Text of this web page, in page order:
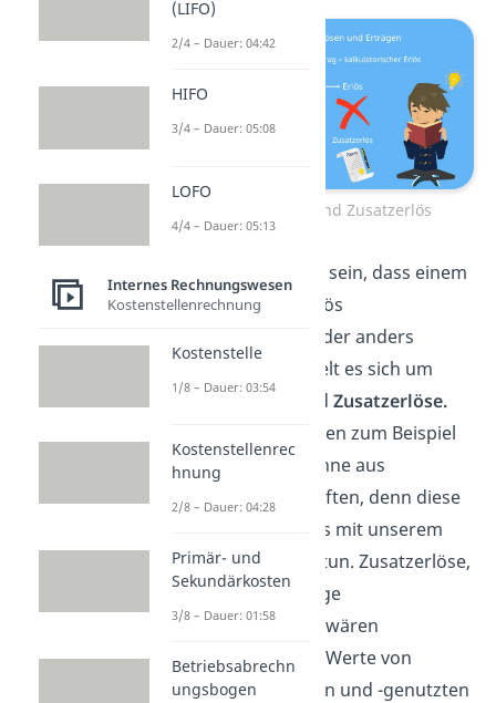
Zusatzertrag und Zusatzerlös
Es kann aber auch sein, dass einem
Ertrag gar kein Erlös
gegenübersteht oder anders
herum. Hier handelt es sich um
Zusatzerträge
und Zusatzerlöse.
Zusatzerträge wären zum Beispiel
Spekulationsgewinne aus
Wertpapiergeschäften, denn diese
haben ja gar nichts mit unserem
Betriebszweck zu tun. Zusatzerlöse,
denen keine Erträge
gegenüberstehen wären
beispielsweise die Werte von
selbstgeschaffenen und -genutzten
(LIFO)
2/4 – Dauer: 04:42
HIFO
3/4 – Dauer: 05:08
LOFO
4/4 – Dauer: 05:13
Internes Rechnungswesen
Kostenstellenrechnung
Kostenstelle
1/8 – Dauer: 03:54
Kostenstellenrec
hnung
2/8 – Dauer: 04:28
Primär- und
Sekundärkosten
3/8 – Dauer: 01:58
Betriebsabrechn
ungsbogen